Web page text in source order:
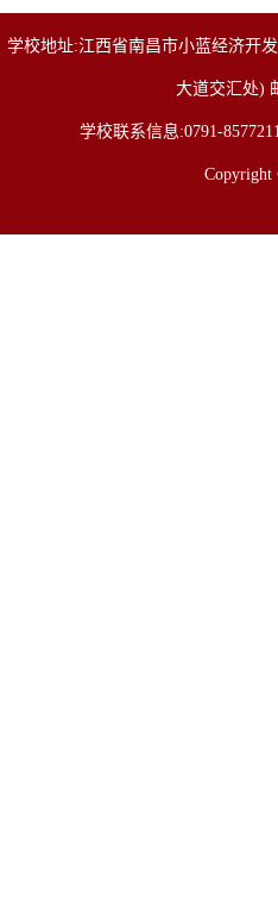
学校地址:江西省南昌市小蓝经济开
大道交汇处)
学校联系信息:0791-